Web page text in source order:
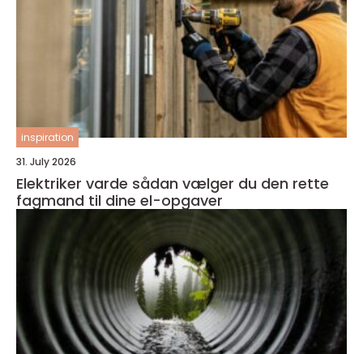
inspiration
31. July 2026
Elektriker varde sådan vælger du den rette
fagmand til dine el-opgaver